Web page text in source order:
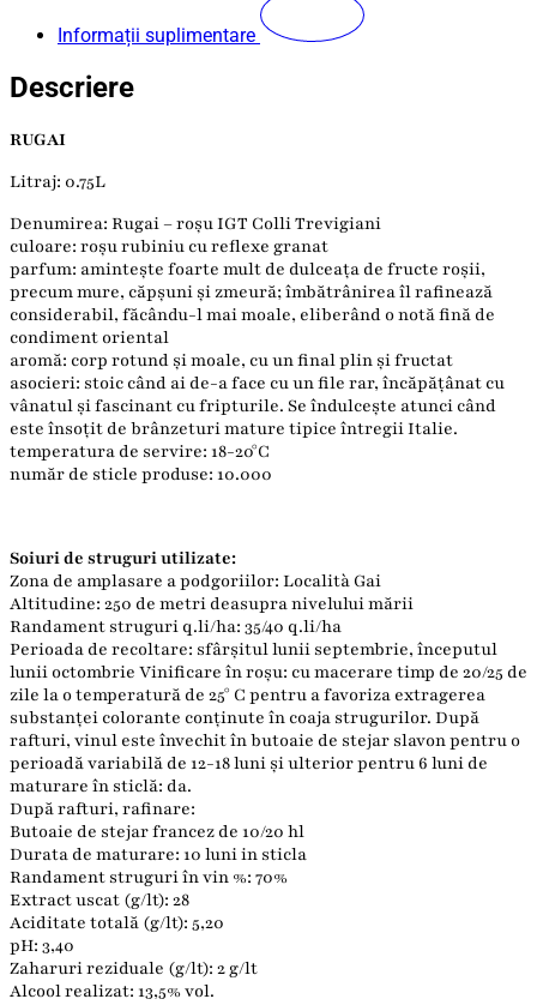
Informații suplimentare
Descriere
RUGAI
Litraj: 0.75L
Denumirea: Rugai – roșu IGT Colli Trevigiani
culoare: roșu rubiniu cu reflexe granat
parfum: amintește foarte mult de dulceața de fructe roșii,
precum mure, căpșuni și zmeură; îmbătrânirea îl rafinează
considerabil, făcându-l mai moale, eliberând o notă fină de
condiment oriental
aromă: corp rotund și moale, cu un final plin și fructat
asocieri: stoic când ai de-a face cu un file rar, încăpățânat cu
vânatul și fascinant cu fripturile. Se îndulcește atunci când
este însoțit de brânzeturi mature tipice întregii Italie.
temperatura de servire: 18-20°C
număr de sticle produse: 10.000
Soiuri de struguri utilizate:
Zona de amplasare a podgoriilor: Località Gai
Altitudine: 250 de metri deasupra nivelului mării
Randament struguri q.li/ha: 35/40 q.li/ha
Perioada de recoltare: sfârșitul lunii septembrie, începutul
lunii octombrie Vinificare în roșu: cu macerare timp de 20/25 de
zile la o temperatură de 25° C pentru a favoriza extragerea
substanței colorante conținute în coaja strugurilor. După
rafturi, vinul este învechit în butoaie de stejar slavon pentru o
perioadă variabilă de 12-18 luni și ulterior pentru 6 luni de
maturare în sticlă: da.
După rafturi, rafinare:
Butoaie de stejar francez de 10/20 hl
Durata de maturare: 10 luni in sticla
Randament struguri în vin %: 70%
Extract uscat (g/lt): 28
Aciditate totală (g/lt): 5,20
pH: 3,40
Zaharuri reziduale (g/lt): 2 g/lt
Alcool realizat: 13,5% vol.